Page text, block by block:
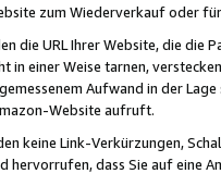
zum Wiederverkauf oder
die URL Ihrer Website, die
in einer Weise tarnen,
Aufwand in der
Website aufruft.
keine Link-Verkürzungen,
hervorrufen, dass Sie auf eine